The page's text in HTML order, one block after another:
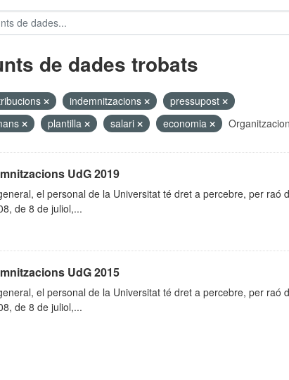
de dades trobats
indemnitzacions
pressupost
plantilla salari economia
UdG 2019
el personal de la Universitat té dret a percebre, per raó
de 8 de juliol,...
UdG 2015
el personal de la Universitat té dret a percebre, per raó
de 8 de juliol,...